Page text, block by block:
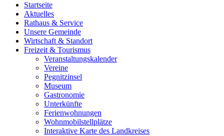
Startseite
Aktuelles
Rathaus & Service
Unsere Gemeinde
Wirtschaft & Standort
Freizeit & Tourismus
Veranstaltungskalender
Vereine
Pegnitzinsel
Museum
Gastronomie
Unterkünfte
Ferienwohnungen
Wohnmobilstellplätze
Interaktive Karte des Landkreises